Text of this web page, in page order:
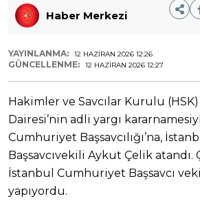
Haber Merkezi
YAYINLANMA: 12 HAZIRAN 2026 12:26
GÜNCELLENME: 12 HAZIRAN 2026 12:27
Hakimler ve Savcılar Kurulu
Dairesi’nin adli yargı
Cumhuriyet Başsavcılığı’na,
Başsavcıvekili Aykut Çelik atandı.
İstanbul Cumhuriyet Başsavcı
yapıyordu.